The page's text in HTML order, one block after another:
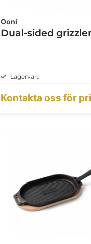
Ooni
Dual-sided
Lagervara
Kontakta oss för